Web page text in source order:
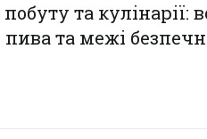
та кулінарії:
та межі